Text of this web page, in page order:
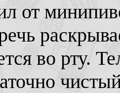
от
во рту.